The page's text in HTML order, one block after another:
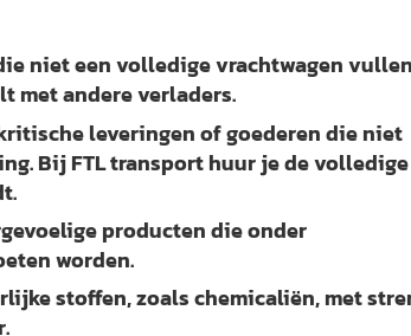
niet een volledige vrachtwagen
met andere verladers.
leveringen of goederen die niet
Bij FTL transport huur je de volledige
producten die onder
worden.
stoffen, zoals chemicaliën, met